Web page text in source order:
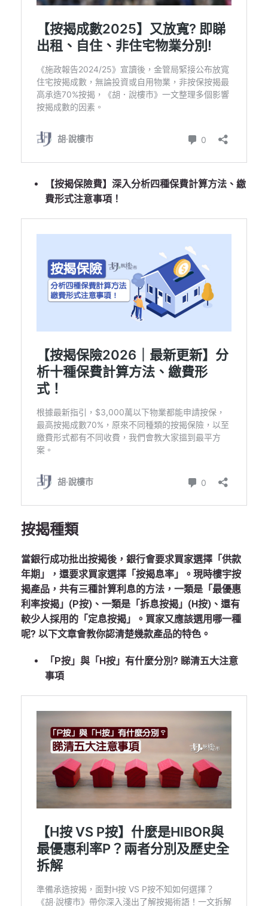
【按揭保險費】深入分析四種保費計算方法、繳
費形式注意事項！
按揭種類
當銀行成功批出按揭後，銀行會要求買家選擇「供款
年期」，還要求買家選擇「按揭息率」。現時樓宇按
揭產品，共有三種計算利息的方法，一類是「最優惠
利率按揭」(P按)、一類是「拆息按揭」(H按)、還有
較少人採用的「定息按揭」。買家又應該選用哪一種
呢? 以下文章會教你認清楚幾款產品的特色。
「P按」與「H按」有什麼分別? 睇清五大注意
事項